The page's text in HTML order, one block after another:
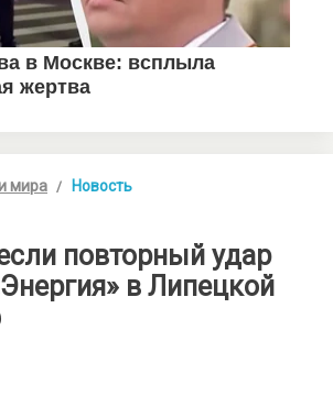
мира Новость
повторный удар
в Липецкой